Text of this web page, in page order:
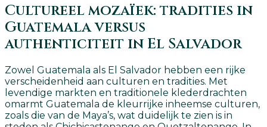
Cultureel mozaïek: tradities in
Guatemala versus
authenticiteit in El Salvador
Zowel Guatemala als El Salvador hebben een rijke
verscheidenheid aan culturen en tradities. Met
levendige markten en traditionele klederdrachten
omarmt Guatemala de kleurrijke inheemse culturen,
zoals die van de Maya’s, wat duidelijk te zien is in